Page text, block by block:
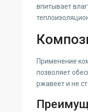
впитывает
Применение
позволяет
ржавеет и не